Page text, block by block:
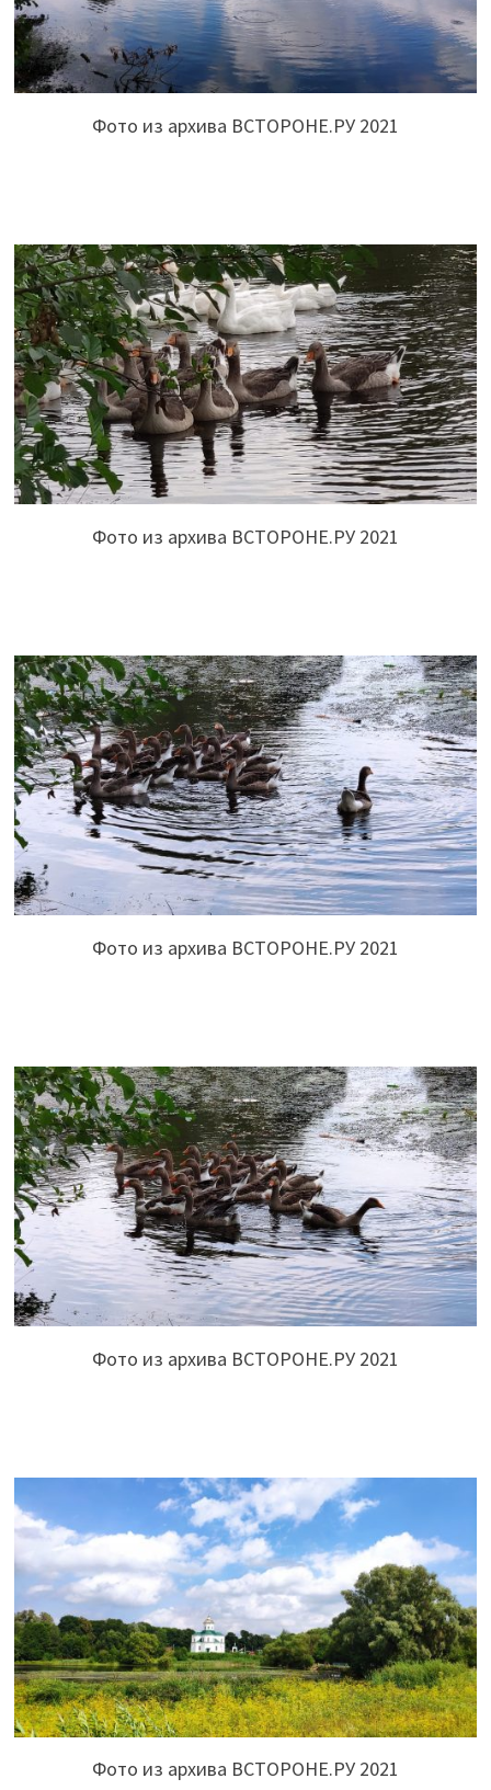
Фото из архива ВСТОРОНЕ.РУ 2021
Фото из архива ВСТОРОНЕ.РУ 2021
Фото из архива ВСТОРОНЕ.РУ 2021
Фото из архива ВСТОРОНЕ.РУ 2021
Фото из архива ВСТОРОНЕ.РУ 2021